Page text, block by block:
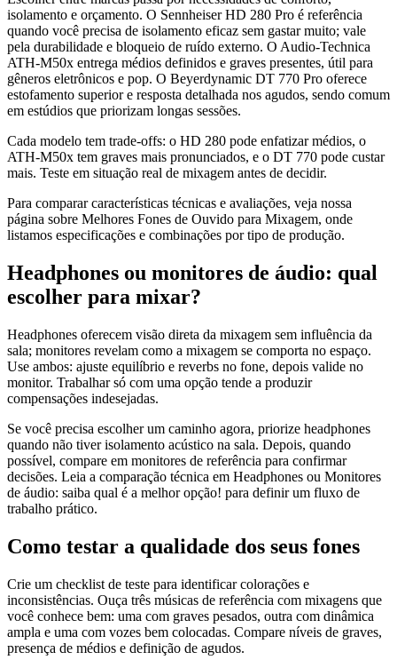
isolamento e orçamento. O Sennheiser HD 280 Pro é referência
quando você precisa de isolamento eficaz sem gastar muito; vale
pela durabilidade e bloqueio de ruído externo. O Audio-Technica
ATH-M50x entrega médios definidos e graves presentes, útil para
gêneros eletrônicos e pop. O Beyerdynamic DT 770 Pro oferece
estofamento superior e resposta detalhada nos agudos, sendo comum
em estúdios que priorizam longas sessões.
Cada modelo tem trade-offs: o HD 280 pode enfatizar médios, o
ATH-M50x tem graves mais pronunciados, e o DT 770 pode custar
mais. Teste em situação real de mixagem antes de decidir.
Para comparar características técnicas e avaliações, veja nossa
página sobre Melhores Fones de Ouvido para Mixagem, onde
listamos especificações e combinações por tipo de produção.
Headphones ou monitores de áudio: qual
escolher para mixar?
Headphones oferecem visão direta da mixagem sem influência da
sala; monitores revelam como a mixagem se comporta no espaço.
Use ambos: ajuste equilíbrio e reverbs no fone, depois valide no
monitor. Trabalhar só com uma opção tende a produzir
compensações indesejadas.
Se você precisa escolher um caminho agora, priorize headphones
quando não tiver isolamento acústico na sala. Depois, quando
possível, compare em monitores de referência para confirmar
decisões. Leia a comparação técnica em Headphones ou Monitores
de áudio: saiba qual é a melhor opção! para definir um fluxo de
trabalho prático.
Como testar a qualidade dos seus fones
Crie um checklist de teste para identificar colorações e
inconsistências. Ouça três músicas de referência com mixagens que
você conhece bem: uma com graves pesados, outra com dinâmica
ampla e uma com vozes bem colocadas. Compare níveis de graves,
presença de médios e definição de agudos.